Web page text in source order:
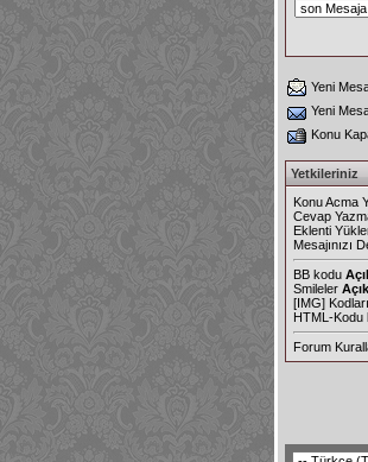
Yeni
Yeni
Konu
Yetkileriniz
Konu Acma
Cevap
Eklenti
Mesajınızı
BB kodu
Smileler Açık
[IMG] Kodları
HTML-Kodu
Forum